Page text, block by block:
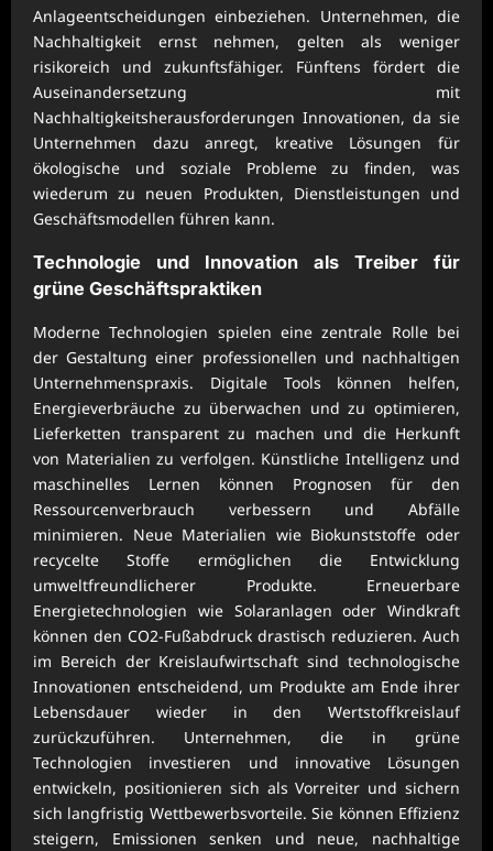
Anlageentscheidungen einbeziehen. Unternehmen, die
Nachhaltigkeit ernst nehmen, gelten als weniger
risikoreich und zukunftsfähiger. Fünftens fördert die
Auseinandersetzung mit
Nachhaltigkeitsherausforderungen Innovationen, da sie
Unternehmen dazu anregt, kreative Lösungen für
ökologische und soziale Probleme zu finden, was
wiederum zu neuen Produkten, Dienstleistungen und
Geschäftsmodellen führen kann.
Technologie und Innovation als Treiber für
grüne Geschäftspraktiken
Moderne Technologien spielen eine zentrale Rolle bei
der Gestaltung einer professionellen und nachhaltigen
Unternehmenspraxis. Digitale Tools können helfen,
Energieverbräuche zu überwachen und zu optimieren,
Lieferketten transparent zu machen und die Herkunft
von Materialien zu verfolgen. Künstliche Intelligenz und
maschinelles Lernen können Prognosen für den
Ressourcenverbrauch verbessern und Abfälle
minimieren. Neue Materialien wie Biokunststoffe oder
recycelte Stoffe ermöglichen die Entwicklung
umweltfreundlicherer Produkte. Erneuerbare
Energietechnologien wie Solaranlagen oder Windkraft
können den CO2-Fußabdruck drastisch reduzieren. Auch
im Bereich der Kreislaufwirtschaft sind technologische
Innovationen entscheidend, um Produkte am Ende ihrer
Lebensdauer wieder in den Wertstoffkreislauf
zurückzuführen. Unternehmen, die in grüne
Technologien investieren und innovative Lösungen
entwickeln, positionieren sich als Vorreiter und sichern
sich langfristig Wettbewerbsvorteile. Sie können Effizienz
steigern, Emissionen senken und neue, nachhaltige